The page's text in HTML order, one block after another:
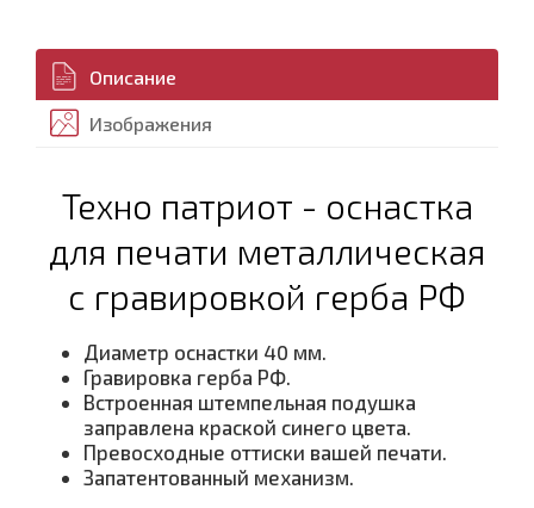
Описание
Изображения
Техно патриот - оснастка
для печати металлическая
с гравировкой герба РФ
Диаметр оснастки 40 мм.
Гравировка герба РФ.
Встроенная штемпельная подушка
заправлена краской синего цвета.
Превосходные оттиски вашей печати.
Запатентованный механизм.